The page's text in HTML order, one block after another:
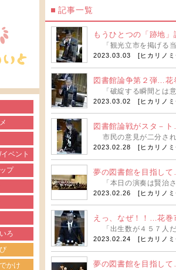
ベント
プ
ろ
かけ
記事一覧
もうひとつの「跡地
「観光立市を掲げる
2023.03.03 [ ヒカリノ
図書館論争第２弾…花
「破綻する瞬間とは
2023.03.02 [ ヒカリノ
図書館論戦がスタ－
市民の意見が二分さ
2023.02.28 [ ヒカリノ
夢の図書館を目指し
「本日の演奏は賢治
2023.02.26 [ ヒカリノ
えっ、なぜ！！…花巻
「出生数が４５７人
2023.02.24 [ ヒカリノ
夢の図書館を目指し